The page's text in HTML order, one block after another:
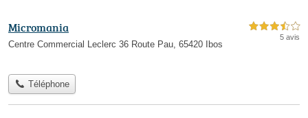
Micromania
Centre Commercial Leclerc 36 Route Pau, 65420 Ibos
3,5 étoiles sur 5
5 avis
Téléphone